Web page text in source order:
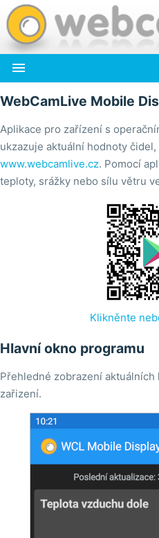

WebCamLive Mobile
Aplikace pro zařízení s
ukzazuje aktuální hodnoty
www.webcamlive.cz. Pomocí
teploty, srážky nebo sílu větru
Klikněnte
Hlavní okno programu
Přehledné zobrazení
zařizení.